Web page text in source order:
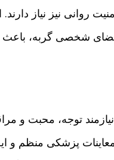
روانی نیز نیاز دارند.
فضای شخصی گربه،
توجه، محبت و
پزشکی منظم و